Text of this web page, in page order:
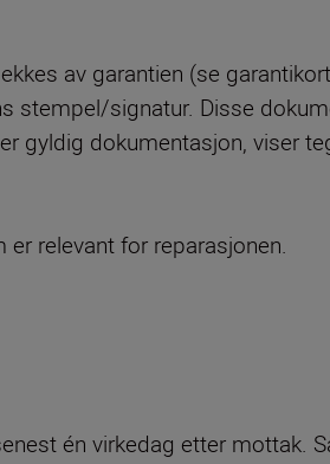
av garantien (se
stempel/signatur. Disse
gyldig dokumentasjon, viser
relevant for reparasjonen.
én virkedag etter mottak.